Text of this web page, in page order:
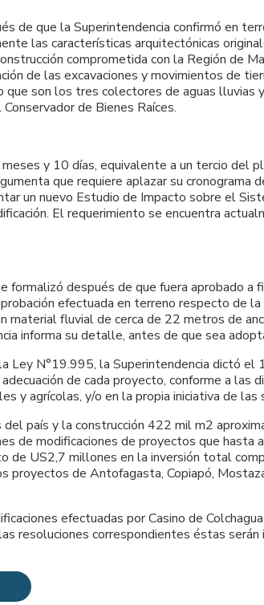
de que la Superintendencia confirmó en
las características arquitectónicas
comprometida con la Región de
de las excavaciones y movimientos de
son los tres colectores de aguas
de Bienes Raíces.
y 10 días, equivalente a un tercio del
que requiere aplazar su cronograma
un nuevo Estudio de Impacto sobre el
El requerimiento se encuentra
después de que fuera aprobado
efectuada en terreno respecto de
fluvial de cerca de 22 metros de
informa su detalle, antes de que sea
N°19.995, la Superintendencia dictó el
de cada proyecto, conforme a las
y agrícolas, y/o en la propia iniciativa de las
país y la construcción 422 mil m2
de modificaciones de proyectos que hasta
de US2,7 millones en la inversión total
de Antofagasta, Copiapó,
efectuadas por Casino de
resoluciones correspondientes éstas